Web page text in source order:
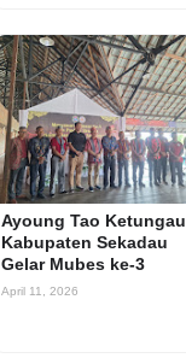
Ayoung Tao Ketungau
Kabupaten Sekadau
Gelar Mubes ke-3
April 11, 2026